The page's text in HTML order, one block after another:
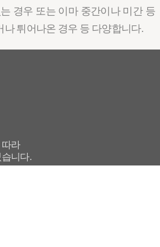
경우 또는 이마 중간이나 미간 등
나 튀어나온 경우 등 다양합니다.
따라
니다.